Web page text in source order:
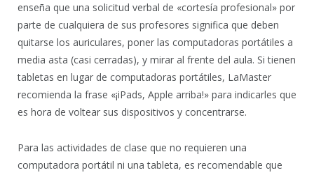
enseña que una solicitud verbal de «cortesía profesional» por
parte de cualquiera de sus profesores significa que deben
quitarse los auriculares, poner las computadoras portátiles a
media asta (casi cerradas), y mirar al frente del aula. Si tienen
tabletas en lugar de computadoras portátiles, LaMaster
recomienda la frase «¡iPads, Apple arriba!» para indicarles que
es hora de voltear sus dispositivos y concentrarse.
Para las actividades de clase que no requieren una
computadora portátil ni una tableta, es recomendable que